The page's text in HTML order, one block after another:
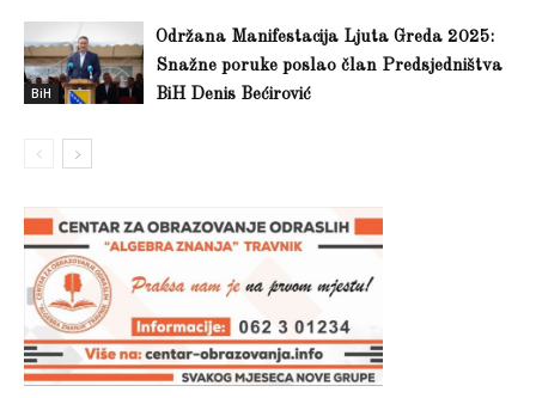
BiH
Održana Manifestacija Ljuta Greda 2025:
Snažne poruke poslao član Predsjedništva
BiH Denis Bećirović